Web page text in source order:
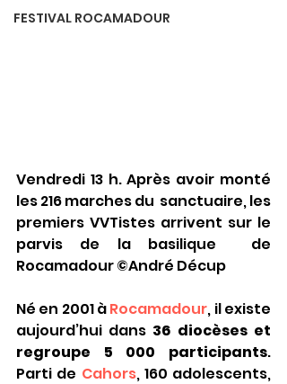
FESTIVAL ROCAMADOUR
Vendredi 13 h. Après avoir monté
les 216 marches du  sanctuaire, les
premiers VVTistes arrivent sur le
parvis de la basilique  de
Rocamadour ©André Décup
Né en 2001 à Rocamadour, il existe
aujourd’hui dans 36 diocèses et
regroupe 5 000 participants.
Parti de Cahors, 160 adolescents,